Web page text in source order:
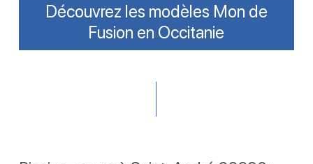
Découvrez les modèles Mon de
Fusion en Occitanie